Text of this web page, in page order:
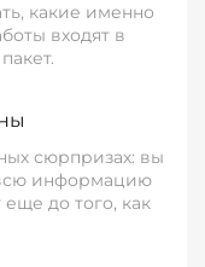
какие именно
входят в
сюрпризах: вы
информацию
до того, как